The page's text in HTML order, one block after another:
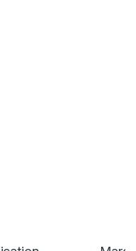
conozcan
Los aparejos Chod
si se pesca sobre una